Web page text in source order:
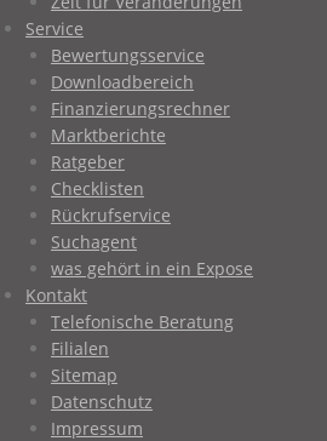
Service
Bewertungsservice
Downloadbereich
Finanzierungsrechner
Marktberichte
Ratgeber
Checklisten
Rückrufservice
Suchagent
was gehört in ein Expose
Kontakt
Telefonische Beratung
Filialen
Sitemap
Datenschutz
Impressum